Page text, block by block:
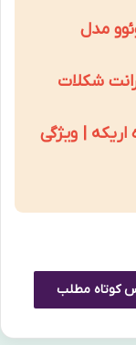
مدل
شکلات
| ویژگی
کوتاه مطلب